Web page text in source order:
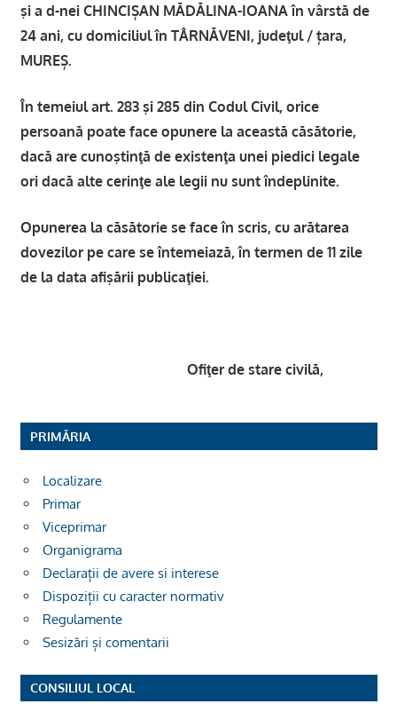
şi a d-nei CHINCIȘAN MĂDĂLINA-IOANA în vârstă de
24 ani, cu domiciliul în TÂRNĂVENI, judeţul / țara,
MUREȘ.
În temeiul art. 283 şi 285 din Codul Civil, orice
persoană poate face opunere la această căsătorie,
dacă are cunoştinţă de existenţa unei piedici legale
ori dacă alte cerinţe ale legii nu sunt îndeplinite.
Opunerea la căsătorie se face în scris, cu arătarea
dovezilor pe care se întemeiază, în termen de 11 zile
de la data afişării publicaţiei.
Ofiţer de stare civilă,
PRIMĂRIA
Localizare
Primar
Viceprimar
Organigrama
Declarații de avere si interese
Dispoziții cu caracter normativ
Regulamente
Sesizări și comentarii
CONSILIUL LOCAL